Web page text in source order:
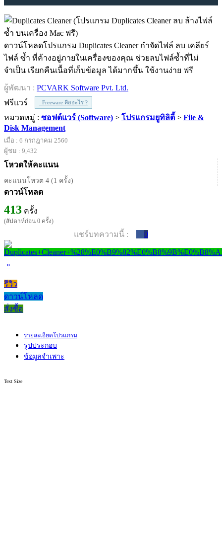
ดาวน์โหลดโปรแกรม Duplicates Cleaner กำจัดไฟล์ ลบ เคลียร์
ไฟล์ ซ้ำ ที่ค้างอยู่ภายในเครื่องของคุณ ช่วยลบไฟล์ซ้ำที่ไม่
จำเป็น เรียกคืนเนื้อที่เก็บข้อมูล ได้มากขึ้น ใช้งานง่าย ฟรี
ผู้พัฒนา : PCVARK Software Pvt. Ltd.
ฟรีแวร์
Freeware คืออะไร ?
หมวดหมู่ : ซอฟต์แวร์ (Software) > โปรแกรมยูทิลิตี้ > File &
Disk Management
เมื่อ : 6 กรกฎาคม 2560
ผู้ชม : 9,432
โหวตให้คะแนน
คะแนนโหวต 4 (1 ครั้ง)
ดาวน์โหลด
413 ครั้ง
(สัปดาห์ก่อน 0 ครั้ง)
แชร์บทความนี้ : 0
»
รีวิว
ดาวน์โหลด
สั่งซื้อ
รายละเอียดโปรแกรม
รูปประกอบ
ข้อมูลจำเพาะ
Text Size